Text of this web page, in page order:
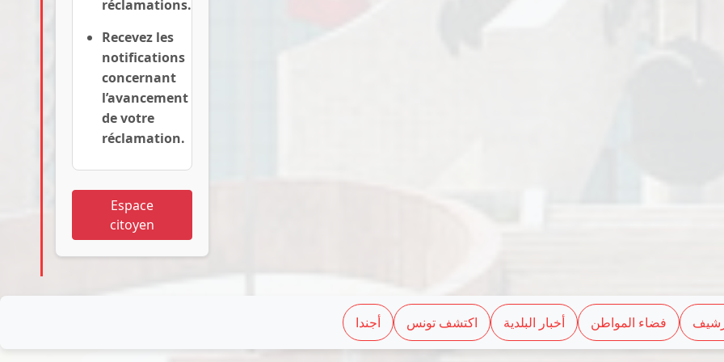
réclamations.
Recevez les
notifications
concernant
l’avancement
de votre
réclamation.
Espace
citoyen
أجندا اكتشف تونس أخبار البلدية فضاء المواطن